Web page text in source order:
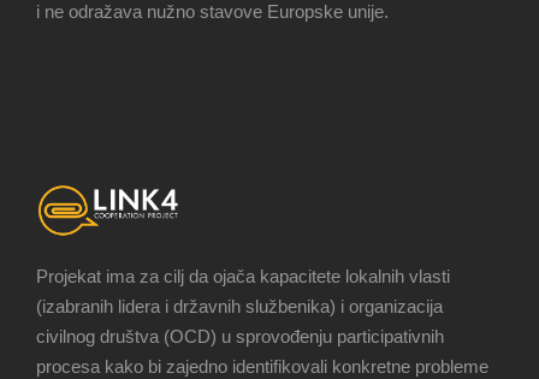
i ne odražava nužno stavove Europske unije.
Projekat ima za cilj da ojača kapacitete lokalnih vlasti
(izabranih lidera i državnih službenika) i organizacija
civilnog društva (OCD) u sprovođenju participativnih
procesa kako bi zajedno identifikovali konkretne probleme